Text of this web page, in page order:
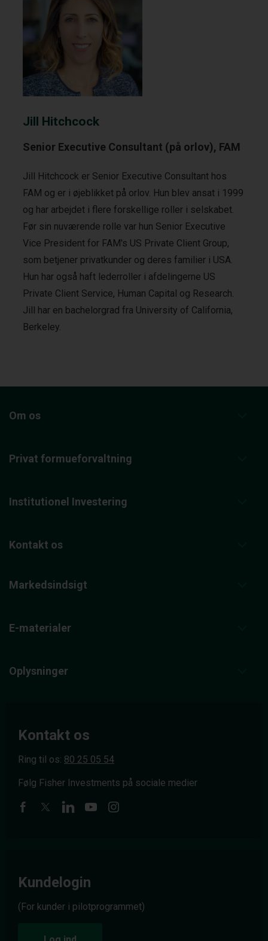
Jill Hitchcock
Senior Executive Consultant (på orlov), FAM
Jill Hitchcock er Senior Executive Consultant hos
FAM og er i øjeblikket på orlov. Hun blev ansat i 1999
og har arbejdet i flere forskellige roller i selskabet.
Før sin nuværende rolle var hun Senior Executive
Vice President for FAM's US Private Client Group,
som betjener privatkunder og deres familier i USA.
Hun har også haft lederroller i afdelingerne US
Private Client Service, Human Capital og Research.
Jill har en bachelorgrad fra University of California,
Berkeley.
Om os
Privat formueforvaltning
Institutionel Investering
Kontakt os
Markedsindsigt
E-materialer
Oplysninger
Kontakt os
Ring til os: 80 25 05 54
Følg Fisher Investments på sociale medier
Kundelogin
(For kunder i pilotprogrammet)